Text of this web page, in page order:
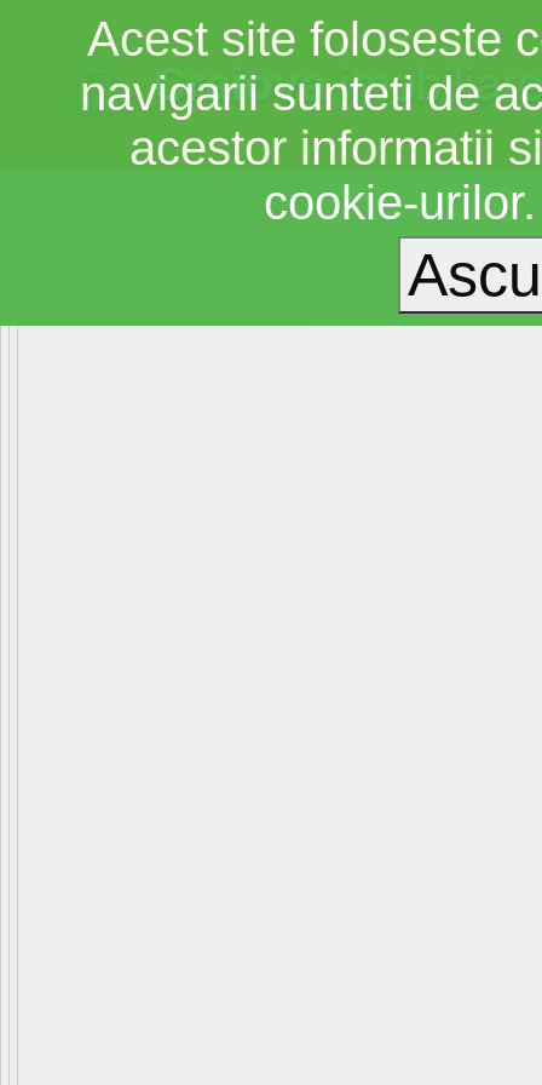
Craiova
Acest site foloseste
navigarii sunteti de
acestor informatii
cookie-